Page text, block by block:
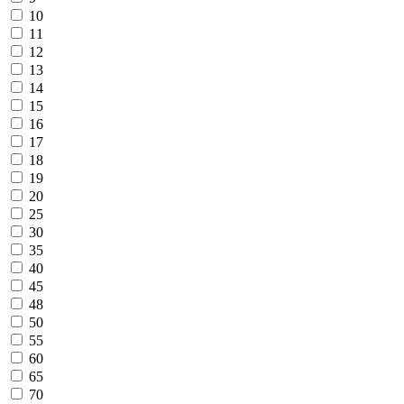
10
11
12
13
14
15
16
17
18
19
20
25
30
35
40
45
48
50
55
60
65
70